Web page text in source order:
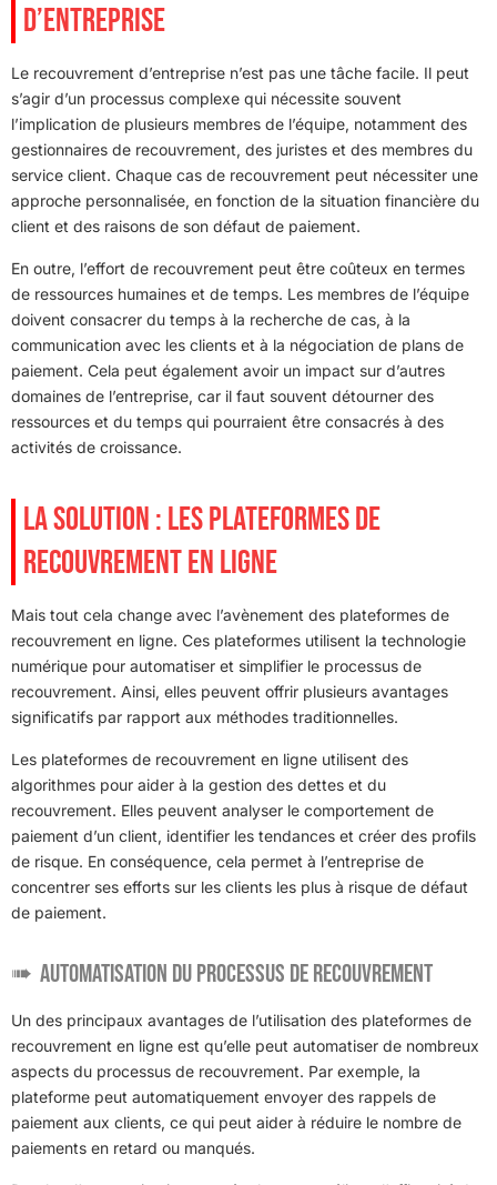
D’ENTREPRISE
Le recouvrement d’entreprise n’est pas une tâche facile. Il peut
s’agir d’un processus complexe qui nécessite souvent
l’implication de plusieurs membres de l’équipe, notamment des
gestionnaires de recouvrement, des juristes et des membres du
service client. Chaque cas de recouvrement peut nécessiter une
approche personnalisée, en fonction de la situation financière du
client et des raisons de son défaut de paiement.
En outre, l’effort de recouvrement peut être coûteux en termes
de ressources humaines et de temps. Les membres de l’équipe
doivent consacrer du temps à la recherche de cas, à la
communication avec les clients et à la négociation de plans de
paiement. Cela peut également avoir un impact sur d’autres
domaines de l’entreprise, car il faut souvent détourner des
ressources et du temps qui pourraient être consacrés à des
activités de croissance.
LA SOLUTION : LES PLATEFORMES DE
RECOUVREMENT EN LIGNE
Mais tout cela change avec l’avènement des plateformes de
recouvrement en ligne. Ces plateformes utilisent la technologie
numérique pour automatiser et simplifier le processus de
recouvrement. Ainsi, elles peuvent offrir plusieurs avantages
significatifs par rapport aux méthodes traditionnelles.
Les plateformes de recouvrement en ligne utilisent des
algorithmes pour aider à la gestion des dettes et du
recouvrement. Elles peuvent analyser le comportement de
paiement d’un client, identifier les tendances et créer des profils
de risque. En conséquence, cela permet à l’entreprise de
concentrer ses efforts sur les clients les plus à risque de défaut
de paiement.
Automatisation du processus de recouvrement
Un des principaux avantages de l’utilisation des plateformes de
recouvrement en ligne est qu’elle peut automatiser de nombreux
aspects du processus de recouvrement. Par exemple, la
plateforme peut automatiquement envoyer des rappels de
paiement aux clients, ce qui peut aider à réduire le nombre de
paiements en retard ou manqués.